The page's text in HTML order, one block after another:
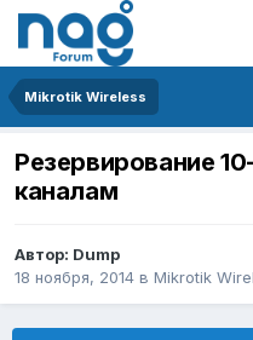
Mikrotik Wireless
Резервирование
каналам
Автор: Dump
18 ноября, 2014 в Mikrotik